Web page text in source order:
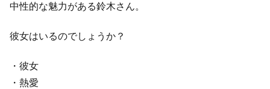
中性的な魅力がある鈴木さん。
彼女はいるのでしょうか？
・彼女
・熱愛